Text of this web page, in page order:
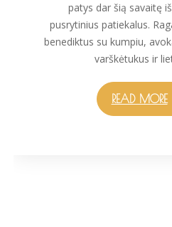
patys dar šią savaitę
pusrytinius patiekalus.
benediktus su kumpiu,
varškėtukus ir
READ MORE